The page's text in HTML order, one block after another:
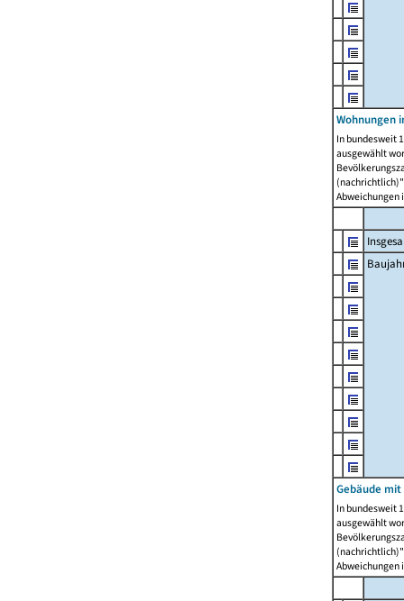
Wohnungen
In bundesweit
ausgewählt
Abweichungen
Gebäude mit
In bundesweit
ausgewählt
Abweichungen